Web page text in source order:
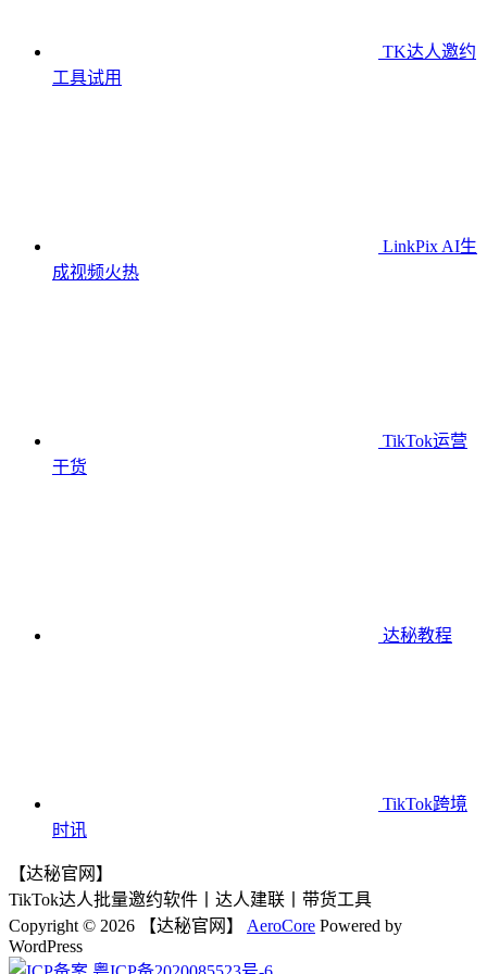
TK达人邀约
工具试用
LinkPix AI生
成视频火热
TikTok运营
干货
达秘教程
TikTok跨境
时讯
【达秘官网】
TikTok达人批量邀约软件丨达人建联丨带货工具
Copyright © 2026 【达秘官网】 AeroCore Powered by
WordPress